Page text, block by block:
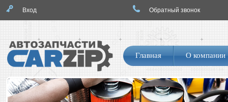
Обратный звонок
Вход
Логотип
Навигация
по
сайту
Главная О компании